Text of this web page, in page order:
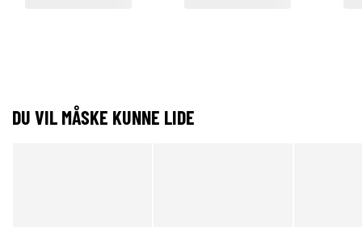
DU VIL MÅSKE KUNNE LIDE